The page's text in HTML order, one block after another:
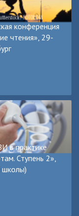
конференция
чтения», 29-
в практике
Ступень 2»,
школы)